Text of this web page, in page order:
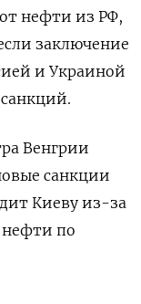
​нефти из ‌РФ,
заключение
​и Украиной
Венгрии
санкции
Киеву из-за
нефти по